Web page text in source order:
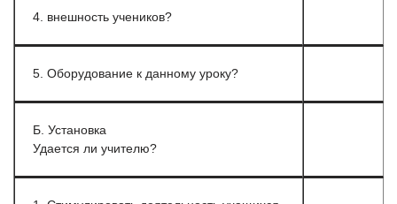
4. внешность учеников?
5. Оборудование к данному уроку?
Б. Установка
Удается ли учителю?